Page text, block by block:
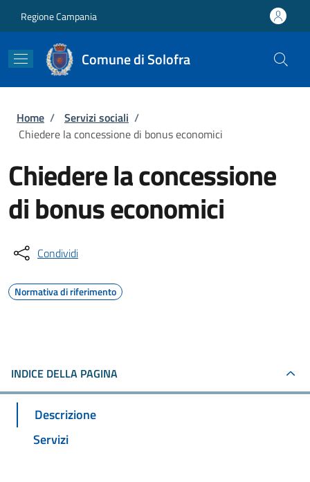
Regione Campania
Comune di Solofra
Briciole di pane
Home / Servizi sociali /
Chiedere la concessione di bonus economici
Chiedere la concessione
di bonus economici
Condividi
Normativa di riferimento
INDICE DELLA PAGINA
Descrizione
Servizi